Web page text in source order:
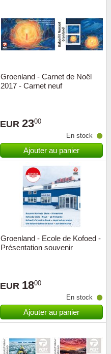
Groenland - Carnet de Noël
2017 - Carnet neuf
EUR 2300
En stock
Ajouter au panier
Groenland - Ecole de Kofoed -
Présentation souvenir
EUR 1800
En stock
Ajouter au panier